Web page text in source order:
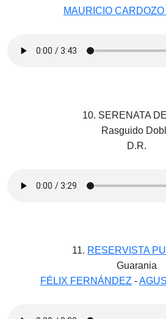
MAURICIO
10. SERENATA
Rasguido
D.R.
11. RESERVISTA
Guarania
FÉLIX FERNÁNDEZ -